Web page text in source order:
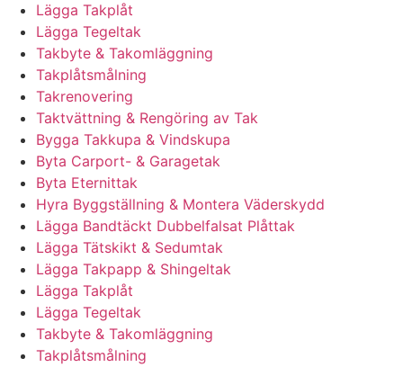
Lägga Takplåt
Lägga Tegeltak
Takbyte & Takomläggning
Takplåtsmålning
Takrenovering
Taktvättning & Rengöring av Tak
Bygga Takkupa & Vindskupa
Byta Carport- & Garagetak
Byta Eternittak
Hyra Byggställning & Montera Väderskydd
Lägga Bandtäckt Dubbelfalsat Plåttak
Lägga Tätskikt & Sedumtak
Lägga Takpapp & Shingeltak
Lägga Takplåt
Lägga Tegeltak
Takbyte & Takomläggning
Takplåtsmålning